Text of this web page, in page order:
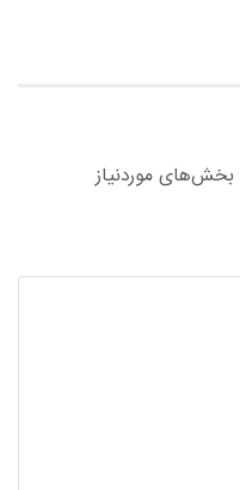
بخش‌های موردنیاز